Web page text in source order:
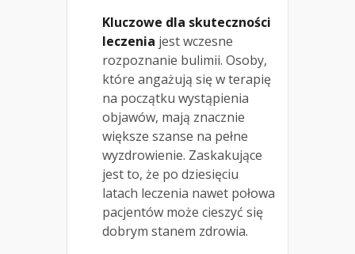
Kluczowe dla skuteczności
leczenia jest wczesne
rozpoznanie bulimii. Osoby,
które angażują się w terapię
na początku wystąpienia
objawów, mają znacznie
większe szanse na pełne
wyzdrowienie. Zaskakujące
jest to, że po dziesięciu
latach leczenia nawet połowa
pacjentów może cieszyć się
dobrym stanem zdrowia.